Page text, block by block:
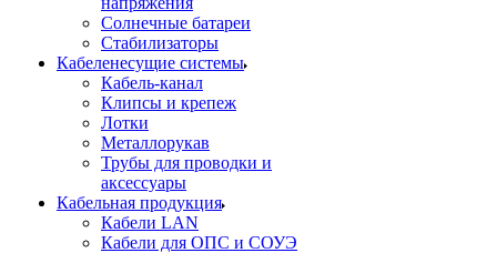
Солнечные батареи
Стабилизаторы
Кабеленесущие системы
Кабель-канал
Клипсы и крепеж
Лотки
Металлорукав
Трубы для проводки и
аксессуары
Кабельная продукция
Кабели LAN
Кабели для ОПС и СОУЭ